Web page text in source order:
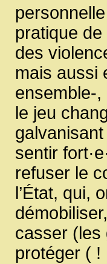
pratique
des
mais aussi
ensemble-
le jeu
sentir
refuser le
l’État, qui,
casser (les
protéger ( !